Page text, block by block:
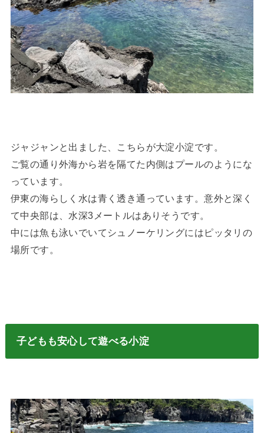
ジャジャンと出ました、こちらが大淀小淀です。
ご覧の通り外海から岩を隔てた内側はプールのようにな
っています。
伊東の海らしく水は青く透き通っています。意外と深く
て中央部は、水深3メートルはありそうです。
中には魚も泳いでいてシュノーケリングにはピッタリの
場所です。
子どもも安心して遊べる小淀